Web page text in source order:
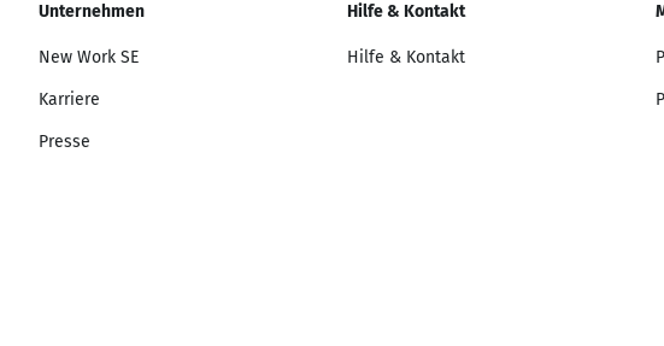
Unternehmen
New Work SE
Karriere
Presse
Hilfe & Kontakt
Hilfe & Kontakt